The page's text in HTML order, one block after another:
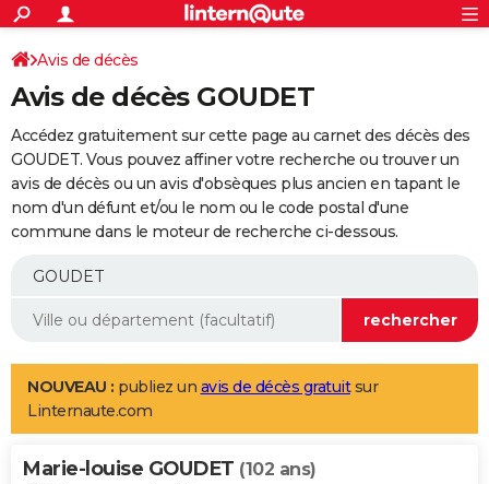
ACTUALITÉS
Politique
Société
Faits Divers
Education
Monde
Villes
+
SPORT
Coupe du monde 2026
Football
Tennis
Cyclisme
Rugby
Forum
Programme TV
TNT
Streaming
Cinéma
Sorties cinéma
Musique
+
FINANCE
Retraite
Epargne
Immobilier
Risques naturels par ville
Banque
Assurance
AUTO
Essais
Réserver un essai
Citadines
Berlines
SUV
Forum auto
+
Mobiles
Meilleur smartphone
Internet
Ordinateurs
Jeux vidéo
Guide high-tech
Aménagement intérieur
LIFESTYLE
Art de vivre
Bien-être
Loisirs
Mode
Modes de vie
Alimentation
Guide de la santé
Maladies
Médicaments
Sommeil
VOYAGE
Avis de décès
Avis de décès GOUDET
Accédez gratuitement sur cette page au carnet des décès des
GOUDET. Vous pouvez affiner votre recherche ou trouver un
avis de décès ou un avis d'obsèques plus ancien en tapant le
nom d'un défunt et/ou le nom ou le code postal d'une
commune dans le moteur de recherche ci-dessous.
NOUVEAU : publiez un avis de décès gratuitsur
Linternaute.com
Marie-louise GOUDET (102 ans)